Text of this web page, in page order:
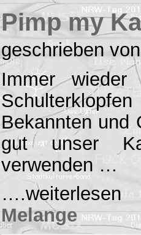
Pimp my
geschrieben
Immer
Bekannten und
gut unser
verwenden …
Melange